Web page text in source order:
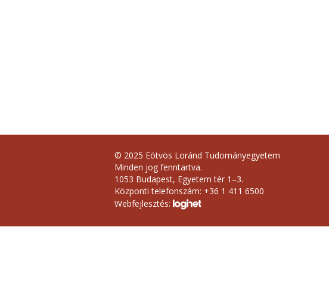
© 2025 Eötvös Loránd Tudományegyetem
Minden jog fenntartva.
1053 Budapest, Egyetem tér 1–3.
Központi telefonszám: +36 1 411 6500
Webfejlesztés: